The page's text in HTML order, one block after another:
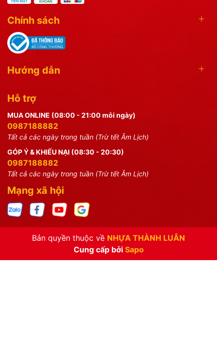
Chính sách
Hướng dẫn
Hỗ trợ
MUA ONLINE (08:00 - 21:00 mỗi ngày)
0987188882
Tất cả các ngày trong tuần (Trừ tết Âm Lịch)
GÓP Ý & KHIẾU NẠI (08:30 - 20:30)
0987188882
Tất cả các ngày trong tuần (Trừ tết Âm Lịch)
Mạng xã hội
Bản quyền thuộc về NHỰA THÀNH LUÂN
Cung cấp bởi Sapo